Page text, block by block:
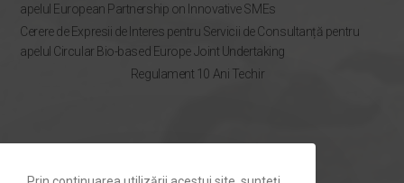
apelul European Partnership on Innovative SMEs
Cerere de Expresii de Interes pentru Servicii de Consultanță pentru
apelul Circular Bio-based Europe Joint Undertaking
Regulament 10 Ani Techir